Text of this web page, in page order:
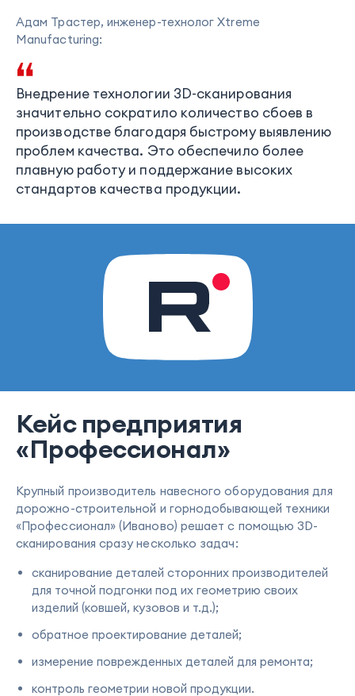
Адам Трастер, инженер-технолог Xtreme
Manufacturing:
Внедрение технологии 3D-сканирования
значительно сократило количество сбоев в
производстве благодаря быстрому выявлению
проблем качества. Это обеспечило более
плавную работу и поддержание высоких
стандартов качества продукции.
Кейс предприятия
«Профессионал»
Крупный производитель навесного оборудования для
дорожно-строительной и горнодобывающей техники
«Профессионал» (Иваново) решает с помощью 3D-
сканирования сразу несколько задач:
сканирование деталей сторонних производителей
для точной подгонки под их геометрию своих
изделий (ковшей, кузовов и т.д.);
обратное проектирование деталей;
измерение поврежденных деталей для ремонта;
контроль геометрии новой продукции.